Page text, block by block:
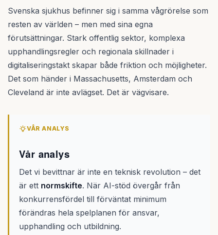
Svenska sjukhus befinner sig i samma vågrörelse som
resten av världen – men med sina egna
förutsättningar. Stark offentlig sektor, komplexa
upphandlingsregler och regionala skillnader i
digitaliseringstakt skapar både friktion och möjligheter.
Det som händer i Massachusetts, Amsterdam och
Cleveland är inte avlägset. Det är vägvisare.
VÅR ANALYS
Vår analys
Det vi bevittnar är inte en teknisk revolution – det
är ett normskifte. När AI-stöd övergår från
konkurrensfördel till förväntat minimum
förändras hela spelplanen för ansvar,
upphandling och utbildning.